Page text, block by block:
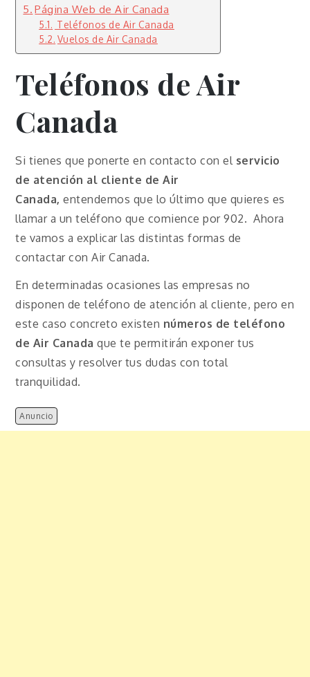
Página Web de Air Canada
Teléfonos de Air Canada
Vuelos de Air Canada
Teléfonos de Air
Canada
Si tienes que ponerte en contacto con el servicio
de atención al cliente de Air
Canada, entendemos que lo último que quieres es
llamar a un teléfono que comience por 902. Ahora
te vamos a explicar las distintas formas de
contactar con Air Canada.
En determinadas ocasiones las empresas no
disponen de teléfono de atención al cliente, pero en
este caso concreto existen números de teléfono
de Air Canada que te permitirán exponer tus
consultas y resolver tus dudas con total
tranquilidad.
Anuncio